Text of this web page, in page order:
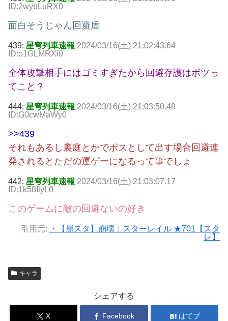
ID:2wybLuRX0
面白そうじゃん回避盾
439: 星穹列車速報 2024/03/16(土) 21:02:43.64
ID:o1GLMRXi0
全体攻撃相手にはゴミすぎたから回避存護はボツっ
てこと？
444: 星穹列車速報 2024/03/16(土) 21:03:50.48
ID:G0cwMaWy0
>>439
それもあるし裏庭とかでボスとして出す場合回避連
発されるとただの運ゲーになるって事でしょ
442: 星穹列車速報 2024/03/16(土) 21:03:07.17
ID:1k58IlyL0
このゲームに敵の回避ないの好き
引用元:
・【崩スタ】崩壊：スターレイル ★701【スタ
レ】
キャラ
シェアする
X Facebook はてブ